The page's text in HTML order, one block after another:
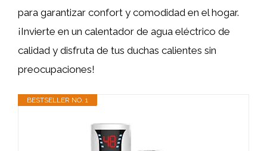
para garantizar confort y comodidad en el hogar.
¡Invierte en un calentador de agua eléctrico de
calidad y disfruta de tus duchas calientes sin
preocupaciones!
BESTSELLER NO. 1